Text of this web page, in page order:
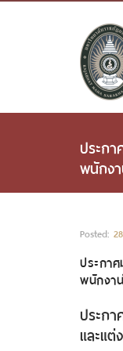
ประก
พนักง
Posted:
ประกา
พนักงา
ประก
และแ